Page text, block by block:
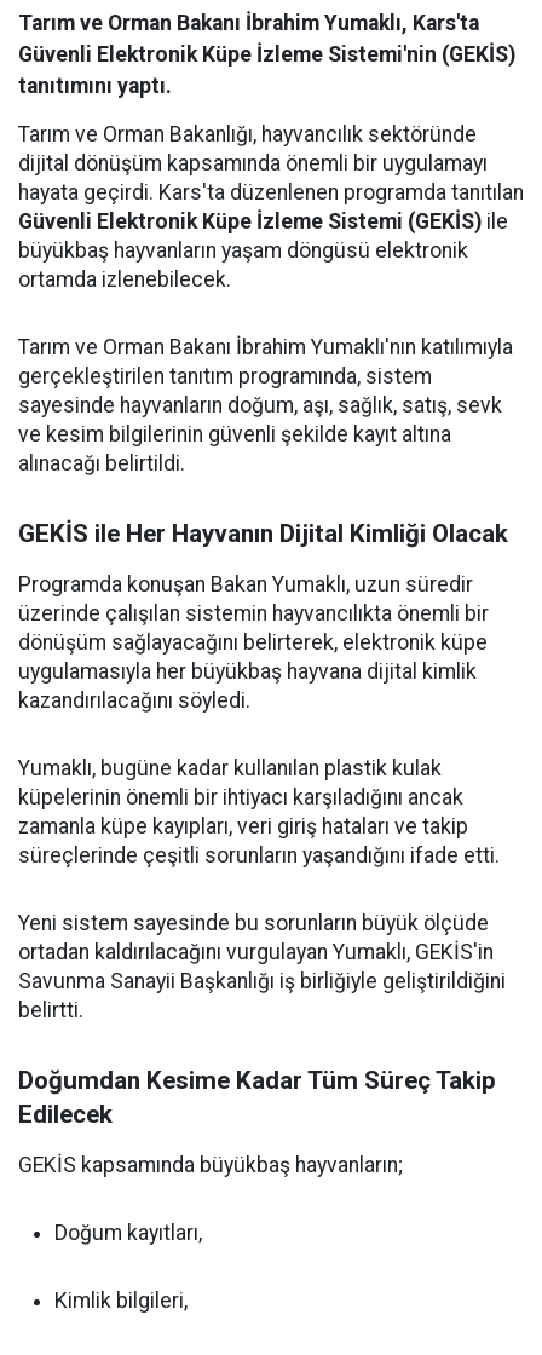
Tarım ve Orman Bakanı İbrahim Yumaklı, Kars'ta
Güvenli Elektronik Küpe İzleme Sistemi'nin (GEKİS)
tanıtımını yaptı.
Tarım ve Orman Bakanlığı, hayvancılık sektöründe
dijital dönüşüm kapsamında önemli bir uygulamayı
hayata geçirdi. Kars'ta düzenlenen programda tanıtılan
Güvenli Elektronik Küpe İzleme Sistemi (GEKİS) ile
büyükbaş hayvanların yaşam döngüsü elektronik
ortamda izlenebilecek.
Tarım ve Orman Bakanı İbrahim Yumaklı'nın katılımıyla
gerçekleştirilen tanıtım programında, sistem
sayesinde hayvanların doğum, aşı, sağlık, satış, sevk
ve kesim bilgilerinin güvenli şekilde kayıt altına
alınacağı belirtildi.
GEKİS ile Her Hayvanın Dijital Kimliği Olacak
Programda konuşan Bakan Yumaklı, uzun süredir
üzerinde çalışılan sistemin hayvancılıkta önemli bir
dönüşüm sağlayacağını belirterek, elektronik küpe
uygulamasıyla her büyükbaş hayvana dijital kimlik
kazandırılacağını söyledi.
Yumaklı, bugüne kadar kullanılan plastik kulak
küpelerinin önemli bir ihtiyacı karşıladığını ancak
zamanla küpe kayıpları, veri giriş hataları ve takip
süreçlerinde çeşitli sorunların yaşandığını ifade etti.
Yeni sistem sayesinde bu sorunların büyük ölçüde
ortadan kaldırılacağını vurgulayan Yumaklı, GEKİS'in
Savunma Sanayii Başkanlığı iş birliğiyle geliştirildiğini
belirtti.
Doğumdan Kesime Kadar Tüm Süreç Takip
Edilecek
GEKİS kapsamında büyükbaş hayvanların;
Doğum kayıtları,
Kimlik bilgileri,